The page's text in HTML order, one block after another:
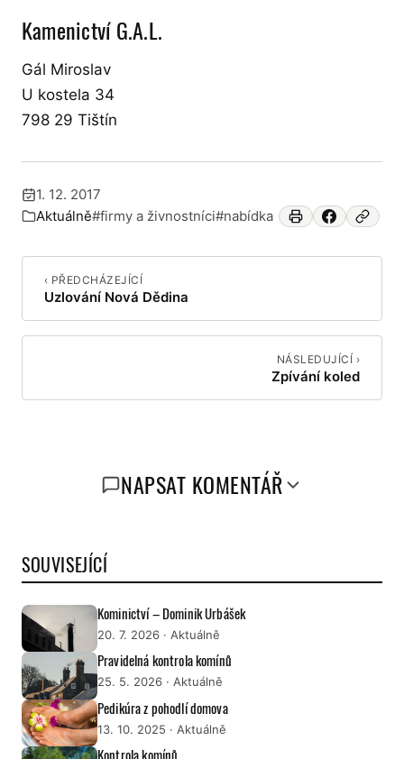
Kamenictví G.A.L.
Gál Miroslav
U kostela 34
798 29 Tištín
Publikováno:
1. 12. 2017
Zařazeno v:
Aktuálně#firmy a živnostníci#nabídka
‹ PŘEDCHÁZEJÍCÍ
Uzlování Nová Dědina
NÁSLEDUJÍCÍ ›
Zpívání koled
NAPSAT KOMENTÁŘ
SOUVISEJÍCÍ
Kominictví – Dominik Urbášek
20. 7. 2026 · Aktuálně
Pravidelná kontrola komínů
25. 5. 2026 · Aktuálně
Pedikúra z pohodlí domova
13. 10. 2025 · Aktuálně
Kontrola komínů